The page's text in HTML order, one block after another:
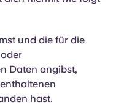
und die für die
Daten angibst,
hast.